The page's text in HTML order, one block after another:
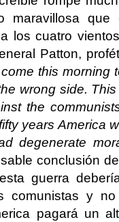
maravillosa
los cuatro
Patton,
this
wrong side.
the
years America
degenerate
conclusión
guerra
comunistas y
pagará un